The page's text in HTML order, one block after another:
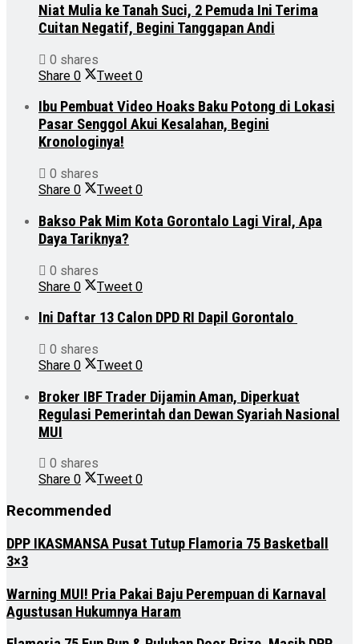
Niat Mulia ke Tanah Suci, 2 Pemuda Ini Terima
Cuitan Negatif, Begini Tanggapan Andi
0 shares
Share 0 Tweet 0
Ibu Pembuat Video Hoaks Baku Potong di Lokasi
Pasar Senggol Akui Kesalahan, Begini
Kronologinya!
0 shares
Share 0 Tweet 0
Bakso Pak Mim Kota Gorontalo Lagi Viral, Apa
Daya Tariknya?
0 shares
Share 0 Tweet 0
Ini Daftar 13 Calon DPD RI Dapil Gorontalo
0 shares
Share 0 Tweet 0
Broker IBF Trader Dijamin Aman, Diperkuat
Regulasi Pemerintah dan Dewan Syariah Nasional
MUI
0 shares
Share 0 Tweet 0
Recommended
DPP IKASMANSA Pusat Tutup Flamoria 75 Basketball
3×3
Warning MUI! Pria Pakai Baju Perempuan di Karnaval
Agustusan Hukumnya Haram